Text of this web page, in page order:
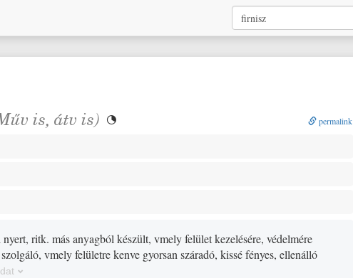
is,átv is)  permalink
ritk. más anyagból készült, vmely felület kezelésére, védelmére
vmely felületre kenve gyorsan száradó, kissé fényes, ellenálló